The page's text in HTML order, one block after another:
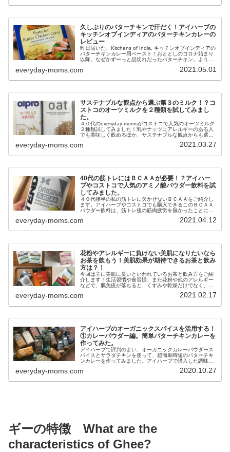
久しぶりのバターチキンで汗だく！アイハーブの
キッチンオブインディアのバターチキンカレーの
レビュー
昨日届いた、Kitchens of India, キッチンオブインディアの
バターチキンカレー用ペースト！おととしのコロナ始まり
以降、なぜかずーっと品切れだったバターチキン。ようや
みましたよ！今回は家族全員が揃っているので、２箱使い
everyday-moms.com 2021.05.01
サステナブルな観点から選ぶ第３のミルク！？コ
ストコのオーツミルクを２種類を試してみまし
た。
４０代のeveryday-momsがコストコで人気のオーツミルク
２種類試してみました！乳やナッツにアレルギーのある人
でも美味しく飲めるほか、サステナブルな観点からも選択
everyday-moms.com 2021.03.27
40代の筋トレにはＢＣＡＡが必要！？アイハー
ブやコストコで人気のアミノ酸パウダー飲料を試
してみました。
４０代後半の私の筋トレに欠かせないＢＣＡＡをご紹介し
ます。アイハーブやコストコでも購入できるこのＢＣＡＡ
パウダー飲料は、筋トレ後の筋肉疲労を無かったことにし
テイン飲料と一緒に是非おすすめしたい。
everyday-moms.com 2021.04.12
花粉やアレルギーに負けない美肌になりたいなら
お茶を飲もう！美肌効果が期待できるお茶と飲み
方は？！
今回は主に美肌に良いといわれているお茶と飲み方をご紹
介します！生活習慣や食習慣、また花粉や他のアレルギー
などで、肌免疫が落ちると、くすみや乾燥だけでなく、か
からの季節、そんな肌コンディションが気になる人に、美
everyday-moms.com 2021.02.17
アイハーブのオーガニックスパイスを活用する！
①カレーパウダー編。簡単バターチキンカレーを
作ってみた。
アイハーブで評判のよい、オーガニックカレーパウダース
パイスとサラダチキンを使って、超簡単時短のバターチキ
ンカレーを作ってみました。アイハーブで購入した調味料
子供でも食べれるコクのあるマイルドな仕上がりになりま
everyday-moms.com 2020.10.27
ギーの特徴 What are the
characteristics of Ghee?